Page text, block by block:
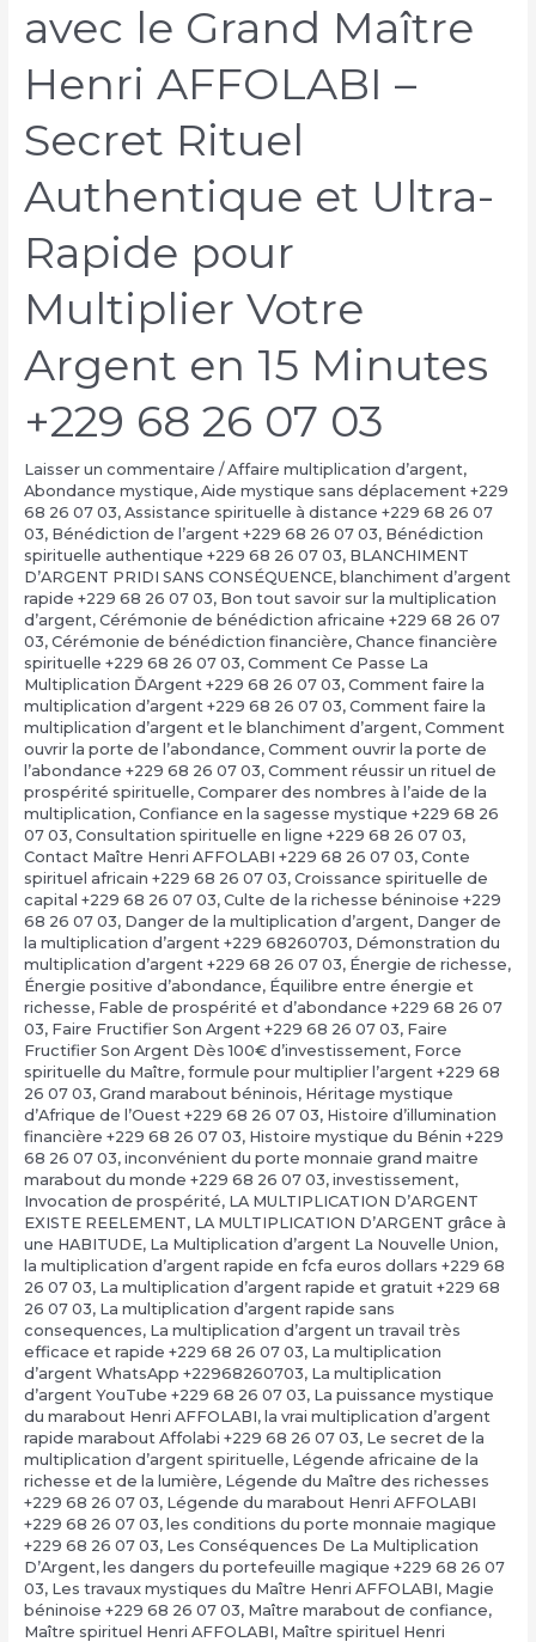
avec le Grand Maître
Henri AFFOLABI –
Secret Rituel
Authentique et Ultra-
Rapide pour
Multiplier Votre
Argent en 15 Minutes
+229 68 26 07 03
Laisser un commentaire /Affaire multiplication d’argent,
Abondance mystique, Aide mystique sans déplacement +229
68 26 07 03, Assistance spirituelle à distance +229 68 26 07
03, Bénédiction de l’argent +229 68 26 07 03, Bénédiction
spirituelle authentique +229 68 26 07 03, BLANCHIMENT
D’ARGENT PRIDI SANS CONSÉQUENCE, blanchiment d’argent
rapide +229 68 26 07 03, Bon tout savoir sur la multiplication
d’argent, Cérémonie de bénédiction africaine +229 68 26 07
03, Cérémonie de bénédiction financière, Chance financière
spirituelle +229 68 26 07 03, Comment Ce Passe La
Multiplication ĎArgent +229 68 26 07 03, Comment faire la
multiplication d’argent +229 68 26 07 03, Comment faire la
multiplication d’argent et le blanchiment d’argent, Comment
ouvrir la porte de l’abondance, Comment ouvrir la porte de
l’abondance +229 68 26 07 03, Comment réussir un rituel de
prospérité spirituelle, Comparer des nombres à l’aide de la
multiplication, Confiance en la sagesse mystique +229 68 26
07 03, Consultation spirituelle en ligne +229 68 26 07 03,
Contact Maître Henri AFFOLABI +229 68 26 07 03, Conte
spirituel africain +229 68 26 07 03, Croissance spirituelle de
capital +229 68 26 07 03, Culte de la richesse béninoise +229
68 26 07 03, Danger de la multiplication d’argent, Danger de
la multiplication d’argent +229 68260703, Démonstration du
multiplication d’argent +229 68 26 07 03, Énergie de richesse,
Énergie positive d’abondance, Équilibre entre énergie et
richesse, Fable de prospérité et d’abondance +229 68 26 07
03, Faire Fructifier Son Argent +229 68 26 07 03, Faire
Fructifier Son Argent Dès 100€ d’investissement, Force
spirituelle du Maître, formule pour multiplier l’argent +229 68
26 07 03, Grand marabout béninois, Héritage mystique
d’Afrique de l’Ouest +229 68 26 07 03, Histoire d’illumination
financière +229 68 26 07 03, Histoire mystique du Bénin +229
68 26 07 03, inconvénient du porte monnaie grand maitre
marabout du monde +229 68 26 07 03, investissement,
Invocation de prospérité, LA MULTIPLICATION D’ARGENT
EXISTE REELEMENT, LA MULTIPLICATION D’ARGENT grâce à
une HABITUDE, La Multiplication d’argent La Nouvelle Union,
la multiplication d’argent rapide en fcfa euros dollars +229 68
26 07 03, La multiplication d’argent rapide et gratuit +229 68
26 07 03, La multiplication d’argent rapide sans
consequences, La multiplication d’argent un travail très
efficace et rapide +229 68 26 07 03, La multiplication
d’argent WhatsApp +22968260703, La multiplication
d’argent YouTube +229 68 26 07 03, La puissance mystique
du marabout Henri AFFOLABI, la vrai multiplication d’argent
rapide marabout Affolabi +229 68 26 07 03, Le secret de la
multiplication d’argent spirituelle, Légende africaine de la
richesse et de la lumière, Légende du Maître des richesses
+229 68 26 07 03, Légende du marabout Henri AFFOLABI
+229 68 26 07 03, les conditions du porte monnaie magique
+229 68 26 07 03, Les Conséquences De La Multiplication
D’Argent, les dangers du portefeuille magique +229 68 26 07
03, Les travaux mystiques du Maître Henri AFFOLABI, Magie
béninoise +229 68 26 07 03, Maître marabout de confiance,
Maître spirituel Henri AFFOLABI, Maître spirituel Henri